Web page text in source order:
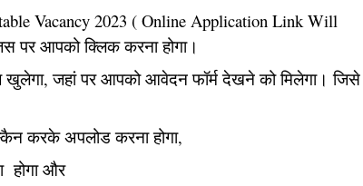
Vacancy 2023 ( Online Application Link Will
पर आपको क्लिक करना होगा।
जहां पर आपको आवेदन फॉर्म देखने को मिलेगा। जिसे
करके अपलोड करना होगा,
और